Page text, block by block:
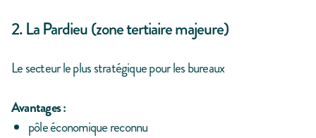
2. La Pardieu (zone tertiaire majeure)
Le secteur le plus stratégique pour les bureaux
Avantages :
pôle économique reconnu